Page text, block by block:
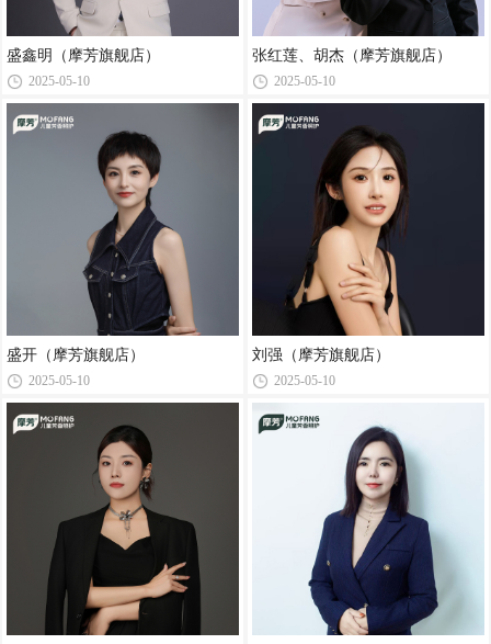
盛鑫明（摩芳旗舰店）
2025-05-10
盛开（摩芳旗舰店）
2025-05-10
张红莲、胡杰（摩芳旗舰店）
2025-05-10
刘强（摩芳旗舰店）
2025-05-10